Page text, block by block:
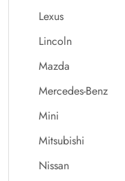
Lexus
Lincoln
Mazda
Mercedes-Benz
Mini
Mitsubishi
Nissan